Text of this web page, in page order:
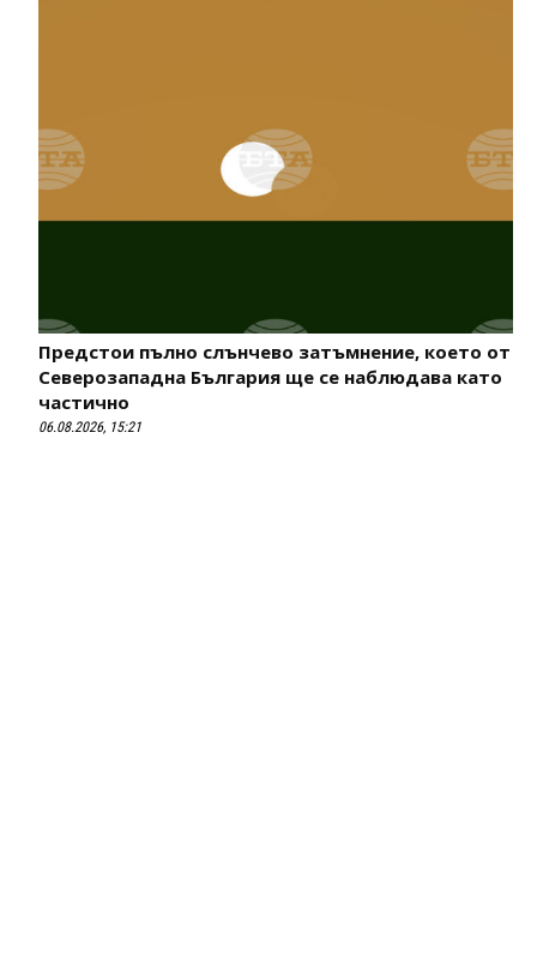
Предстои пълно слънчево затъмнение, което от
Северозападна България ще се наблюдава като
частично
06.08.2026, 15:21